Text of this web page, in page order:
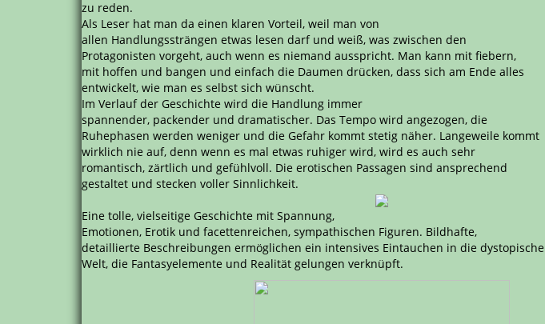
zu reden.
Als Leser hat man da einen klaren Vorteil, weil man von
allen Handlungssträngen etwas lesen darf und weiß, was zwischen den
Protagonisten vorgeht, auch wenn es niemand ausspricht. Man kann mit fiebern,
mit hoffen und bangen und einfach die Daumen drücken, dass sich am Ende alles
entwickelt, wie man es selbst sich wünscht.
Im Verlauf der Geschichte wird die Handlung immer
spannender, packender und dramatischer. Das Tempo wird angezogen, die
Ruhephasen werden weniger und die Gefahr kommt stetig näher. Langeweile kommt
wirklich nie auf, denn wenn es mal etwas ruhiger wird, wird es auch sehr
romantisch, zärtlich und gefühlvoll. Die erotischen Passagen sind ansprechend
gestaltet und stecken voller Sinnlichkeit.
Eine tolle, vielseitige Geschichte mit Spannung,
Emotionen, Erotik und facettenreichen, sympathischen Figuren. Bildhafte,
detaillierte Beschreibungen ermöglichen ein intensives Eintauchen in die dystopische
Welt, die Fantasyelemente und Realität gelungen verknüpft.